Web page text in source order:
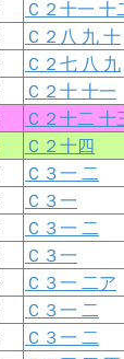
Ｃ２十一 十
Ｃ２八 九 十
Ｃ２七 八 九
Ｃ２十 十一
Ｃ２十二 十
Ｃ２十四
Ｃ３一 二
Ｃ３一
Ｃ３一 二
Ｃ３一
Ｃ３一 二ア
Ｃ３一 二
Ｃ３一 二